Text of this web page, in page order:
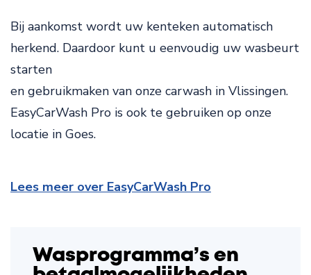
Bij aankomst wordt uw kenteken automatisch
herkend. Daardoor kunt u eenvoudig uw wasbeurt
starten
en gebruikmaken van onze carwash in Vlissingen.
EasyCarWash Pro is ook te gebruiken op onze
locatie in Goes.
Lees meer over EasyCarWash Pro
Wasprogramma’s en